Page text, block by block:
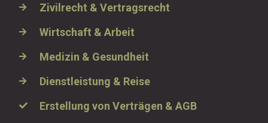
Zivilrecht & Vertragsrecht
Wirtschaft & Arbeit
Medizin & Gesundheit
Dienstleistung & Reise
Erstellung von Verträgen & AGB